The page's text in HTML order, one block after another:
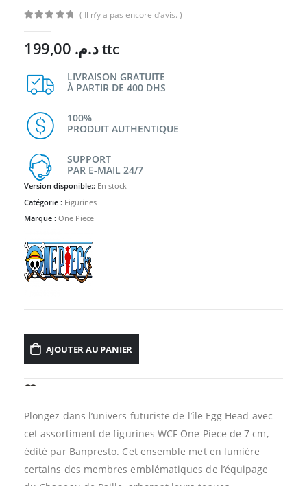
( Il n’y a pas encore d’avis. )
د.م. ttc
LIVRAISON GRATUITE
À PARTIR DE 400 DHS
100%
PRODUIT AUTHENTIQUE
SUPPORT
PAR E-MAIL 24/7
Version disponible:: En stock
Catégorie : Figurines
Marque : One Piece
AJOUTER AU PANIER
AJOUTER À LA LISTE D’ENVIES
Plongez dans l’univers futuriste de l’île Egg Head avec
cet assortiment de figurines WCF One Piece de 7 cm,
édité par Banpresto. Cet ensemble met en lumière
certains des membres emblématiques de l’équipage